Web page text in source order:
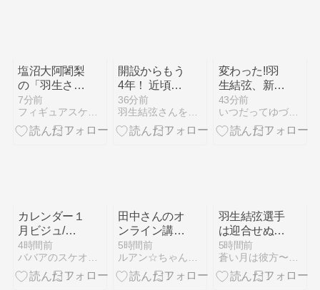
塩沼大阿闍梨
の「羽生さ
ん、優しくな
られました
ね、お顔が」
愛すぎるエピ
ソード
7分前
フィギュアスケートまとめ零
開設からもう
4年！ 近頃は
新しい画像が
解禁される度
に ドキドキ
36分前
羽生結弦さんを応援する日々を綴るブログ
変わった‼️羽
生結弦、新し
い「羽」“落
ちる勇気のあ
る鳥”から4
43分前
いつだってゆづの味方。羽生結弦選手応援団 紫色のブログ
カレンダー１
月ビジュ/家
庭画報さんよ
り動画きた
4時間前
田中さんのオ
ンライン講演
会！毎日クチ
ュール！
5時間前
羽生結弦選手
は迎合せぬま
ま！顔が優し
くなる理由か
5時間前